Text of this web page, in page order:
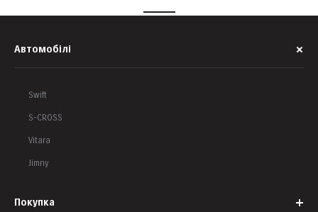
Автомобілі
Swift
S-CROSS
Vitara
Jimny
Покупка